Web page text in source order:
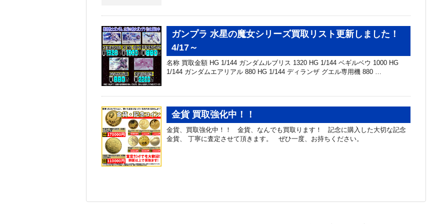
ガンプラ 水星の魔女シリーズ買取リスト更新しました！
4/17～
名称 買取金額 HG 1/144 ガンダムルブリス 1320 HG 1/144 ベギルベウ 1000 HG
1/144 ガンダムエアリアル 880 HG 1/144 ディランザ グエル専用機 880 …
金貨 買取強化中！！
金貨、買取強化中！！ 金貨、なんでも買取ります！ 記念に購入した大切な記念
金貨、 丁寧に査定させて頂きます。 ぜひ一度、お持ちください。